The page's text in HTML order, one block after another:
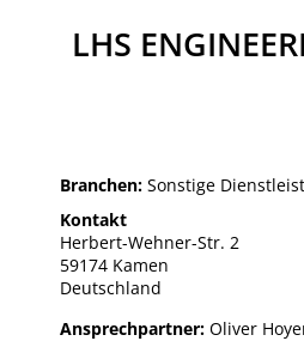
LHS
Branchen: Sonstige
Kontakt
Herbert-Wehner-Str. 2
59174 Kamen
Deutschland
Ansprechpartner: Oliver